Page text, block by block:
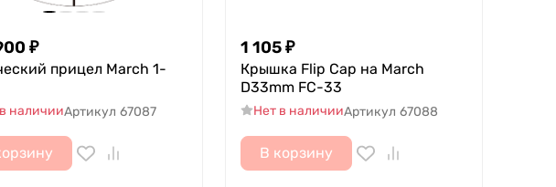
₽
прицел March 1-
наличииАртикул 67087
1 105₽
Крышка Flip Cap на March
D33mm FC-33
Нет в наличииАртикул 67088
В корзину